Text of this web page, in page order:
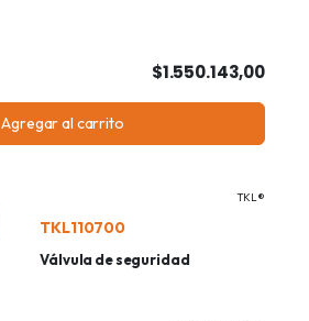
$1.550.143,00
Agregar al carrito
TKL®
TKL110700
Válvula de seguridad